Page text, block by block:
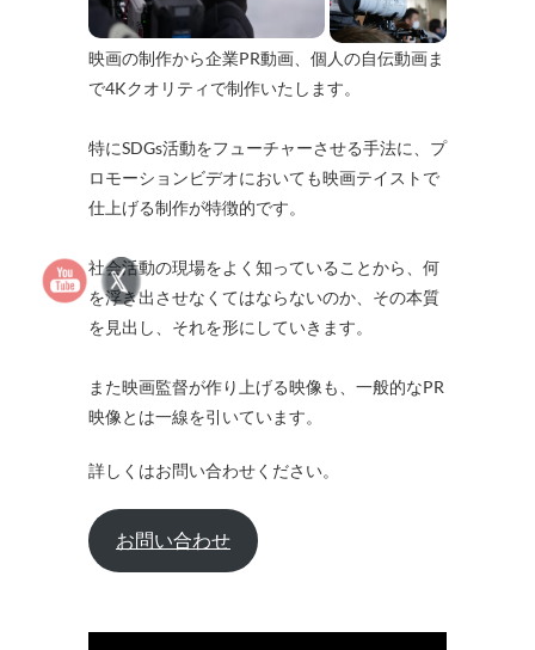
映画の制作から企業PR動画、個人の自伝動画ま
で4Kクオリティで制作いたします。
特にSDGs活動をフューチャーさせる手法に、プ
ロモーションビデオにおいても映画テイストで
仕上げる制作が特徴的です。
社会活動の現場をよく知っていることから、何
を浮き出させなくてはならないのか、その本質
を見出し、それを形にしていきます。
また映画監督が作り上げる映像も、一般的なPR
映像とは一線を引いています。
詳しくはお問い合わせください。
お問い合わせ